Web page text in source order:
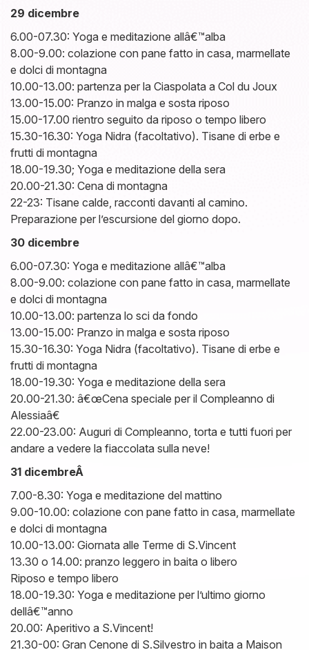
29 dicembre
6.00-07.30: Yoga e meditazione allâ€™alba
8.00-9.00: colazione con pane fatto in casa, marmellate
e dolci di montagna
10.00-13.00: partenza per la Ciaspolata a Col du Joux
13.00-15.00: Pranzo in malga e sosta riposo
15.00-17.00 rientro seguito da riposo o tempo libero
15.30-16.30: Yoga Nidra (facoltativo). Tisane di erbe e
frutti di montagna
18.00-19.30; Yoga e meditazione della sera
20.00-21.30: Cena di montagna
22-23: Tisane calde, racconti davanti al camino.
Preparazione per l’escursione del giorno dopo.
30 dicembre
6.00-07.30: Yoga e meditazione allâ€™alba
8.00-9.00: colazione con pane fatto in casa, marmellate
e dolci di montagna
10.00-13.00: partenza lo sci da fondo
13.00-15.00: Pranzo in malga e sosta riposo
15.30-16.30: Yoga Nidra (facoltativo). Tisane di erbe e
frutti di montagna
18.00-19.30: Yoga e meditazione della sera
20.00-21.30: â€œCena speciale per il Compleanno di
Alessiaâ€
22.00-23.00: Auguri di Compleanno, torta e tutti fuori per
andare a vedere la fiaccolata sulla neve!
31 dicembreÂ
7.00-8.30: Yoga e meditazione del mattino
9.00-10.00: colazione con pane fatto in casa, marmellate
e dolci di montagna
10.00-13.00: Giornata alle Terme di S.Vincent
13.30 o 14.00: pranzo leggero in baita o libero
Riposo e tempo libero
18.00-19.30: Yoga e meditazione per l’ultimo giorno
dellâ€™anno
20.00: Aperitivo a S.Vincent!
21.30-00: Gran Cenone di S.Silvestro in baita a Maison